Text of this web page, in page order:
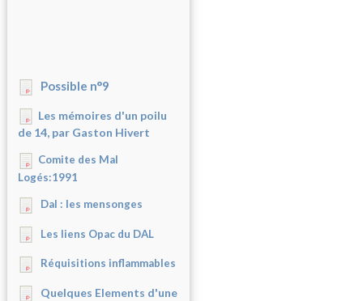
Possible n°9
Les mémoires d'un poilu
de 14, par Gaston Hivert
Comite des Mal
Logés:1991
Dal : les mensonges
Les liens Opac du DAL
Réquisitions inflammables
Quelques Elements d'une